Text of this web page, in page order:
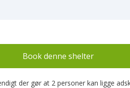
Book denne shelter
der gør at 2 personer kan ligge